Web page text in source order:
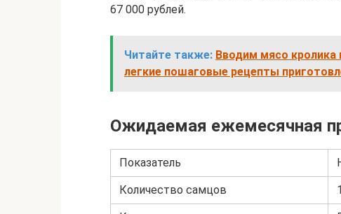
67 000 рублей.
Читайте также: Вводим мясо кролика
легкие пошаговые рецепты
Ожидаемая ежемесячная
Показатель
Количество самцов